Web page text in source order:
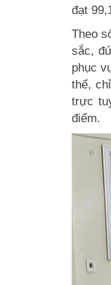
đạt
Theo
sắc,
phục
thể,
trực
điểm.